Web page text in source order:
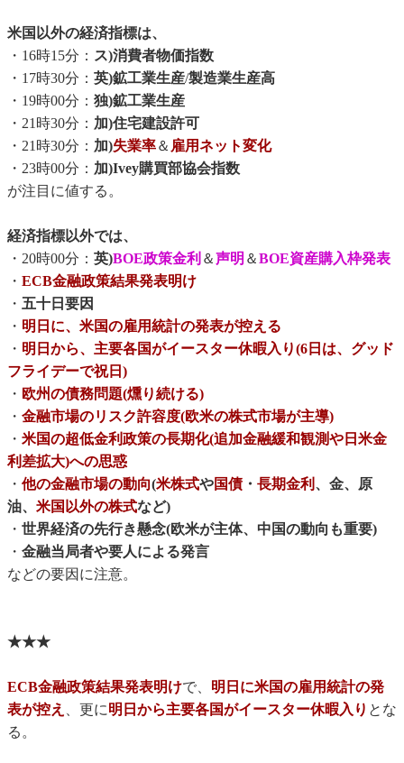
米国以外の経済指標は、
・16時15分： ス)消費者物価指数
・17時30分： 英)鉱工業生産/製造業生産高
・19時00分： 独)鉱工業生産
・21時30分： 加)住宅建設許可
・21時30分： 加)失業率＆ 雇用ネット変化
・23時00分： 加)Ivey購買部協会指数
が注目に値する。
経済指標以外では、
・20時00分： 英)BOE政策金利 ＆声明 ＆BOE資産購入枠発表
・ ECB金融政策結果発表明け
・ 五十日要因
・ 明日に、米国の雇用統計の発表が控える
・ 明日から、主要各国がイースター休暇入り(6日は、グッド
フライデーで祝日)
・ 欧州の債務問題(燻り続ける)
・ 金融市場のリスク許容度(欧米の株式市場が主導)
・ 米国の超低金利政策の長期化(追加金融緩和観測や日米金
利差拡大)への思惑
・ 他の金融市場の動向(米株式や国債・ 長期金利 、金、原
油、 米国以外の株式など)
・ 世界経済の先行き懸念(欧米が主体、中国の動向も重要)
・ 金融当局者や要人による発言
などの要因に注意。
★★★
ECB金融政策結果発表明けで、 明日に米国の雇用統計の発
表が控え 、更に明日から主要各国がイースター休暇入り とな
る。